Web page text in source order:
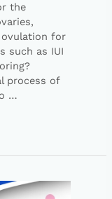
the
for
such as IUI
process of
…